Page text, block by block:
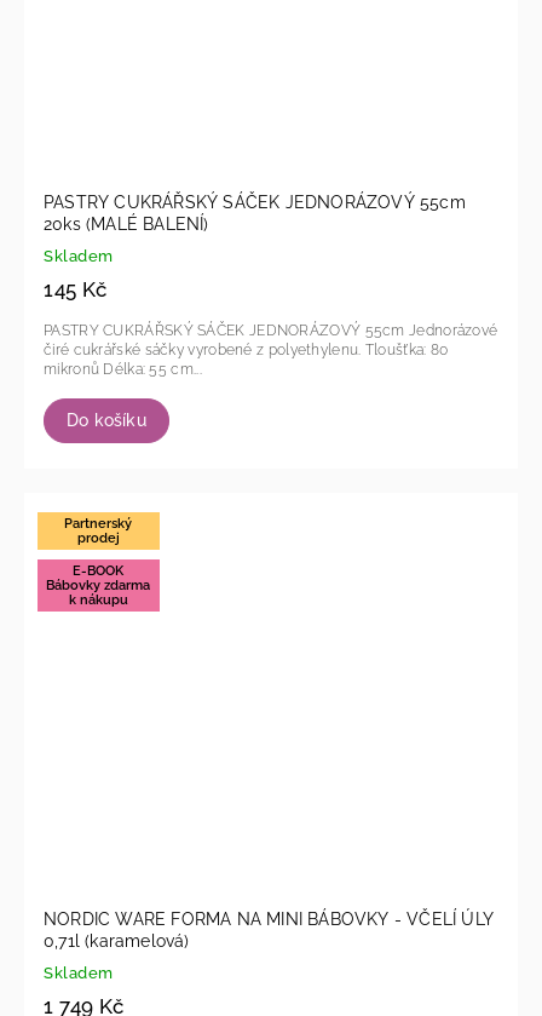
PASTRY CUKRÁŘSKÝ SÁČEK JEDNORÁZOVÝ 55cm
20ks (MALÉ BALENÍ)
Skladem
145 Kč
Do košíku
PASTRY CUKRÁŘSKÝ SÁČEK JEDNORÁZOVÝ 55cm Jednorázové
čiré cukrářské sáčky vyrobené z polyethylenu. Tloušťka: 80
mikronů Délka: 55 cm...
Partnerský
prodej
E-BOOK
Bábovky zdarma
k nákupu
NORDIC WARE FORMA NA MINI BÁBOVKY - VČELÍ ÚLY
0,71l (karamelová)
Skladem
1 749 Kč